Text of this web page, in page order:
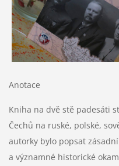
Anotace
Kniha na dvě stě padesáti
Čechů na ruské, polské,
autorky bylo popsat
a významné historické